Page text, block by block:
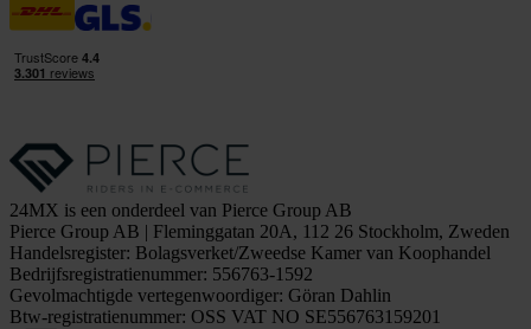
24MX is een onderdeel van Pierce Group AB
Pierce Group AB | Fleminggatan 20A, 112 26 Stockholm, Zweden
Handelsregister: Bolagsverket/Zweedse Kamer van Koophandel
Bedrijfsregistratienummer: 556763-1592
Gevolmachtigde vertegenwoordiger: Göran Dahlin
Btw-registratienummer: OSS VAT NO SE556763159201